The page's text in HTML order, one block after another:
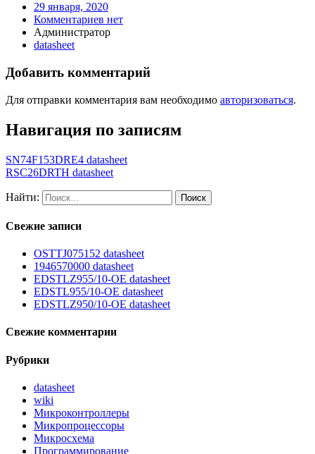
29 января, 2020
Комментариев нет
Администратор
datasheet
Добавить комментарий
Для отправки комментария вам необходимо авторизоваться.
Навигация по записям
SN74F153DRE4 datasheet
RSC26DRTH datasheet
Найти:
Свежие записи
OSTTJ075152 datasheet
1946570000 datasheet
EDSTLZ955/10-OE datasheet
EDSTL955/10-OE datasheet
EDSTLZ950/10-OE datasheet
Свежие комментарии
Рубрики
datasheet
wiki
Микроконтроллеры
Микропроцессоры
Микросхема
Программирование